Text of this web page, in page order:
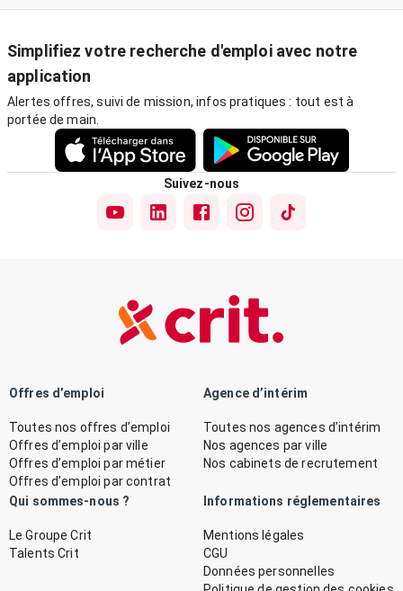
Simplifiez votre recherche d'emploi avec notre
application
Alertes offres, suivi de mission, infos pratiques : tout est à
portée de main.
Suivez-nous
Offres d’emploi
Toutes nos offres d’emploi
Offres d’emploi par ville
Offres d’emploi par métier
Offres d’emploi par contrat
Agence d’intérim
Toutes nos agences d’intérim
Nos agences par ville
Nos cabinets de recrutement
Qui sommes-nous ?
Le Groupe Crit
Talents Crit
Informations réglementaires
Mentions légales
CGU
Données personnelles